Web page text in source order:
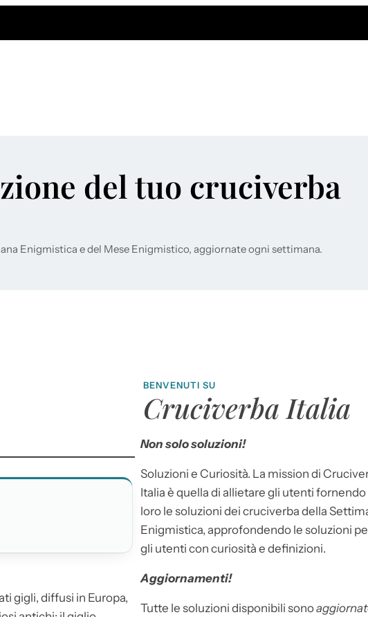
del tuo cruciverba
Enigmistica e del Mese Enigmistico, aggiornate ogni settimana.
gigli, diffusi in Europa,
BENVENUTI SU
Cruciverba Italia
Non solo soluzioni!
Soluzioni e Curiosità. La mission di
Italia è quella di allietare gli utenti fornendo
loro le soluzioni dei cruciverba della
Enigmistica, approfondendo le soluzioni
gli utenti con curiosità e definizioni.
Aggiornamenti!
Tutte le soluzioni disponibili sono